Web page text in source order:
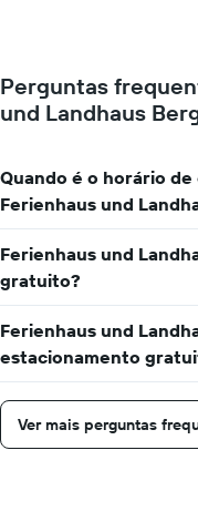
um
quarto
dia
da
semana
O
gráfico
tem
1
eixo
X
exibindo
dias
da
semana.
O
Perguntas
und Landhaus
Quando é o horário
Ferienhaus und
Ferienhaus und
gratuito?
Ferienhaus und
estacionamento
Ver mais perguntas